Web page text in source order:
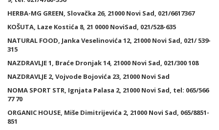
HERBA-MG GREEN, Slovačka 26, 21000 Novi Sad, 021/6617367
KOŠUTA, Laze Kostića 8, 21 0000 NoviSad, 021/528-635
NATURAL FOOD, Janka Veselinovića 12, 21000 Novi Sad, 021/ 539-
315
NAZDRAVLJE 1, Braće Dronjak 14, 21000 Novi Sad, 021/300 108
NAZDRAVLJE 2, Vojvode Bojovića 23, 21000 Novi Sad
NOMA SPORT STR, Ignjata Palasa 2, 21000 Novi Sad, tel: 065/566
77 70
ORGANIC HOUSE, Miše Dimitrijevića 2, 21000 Novi Sad, 065/8851-
851